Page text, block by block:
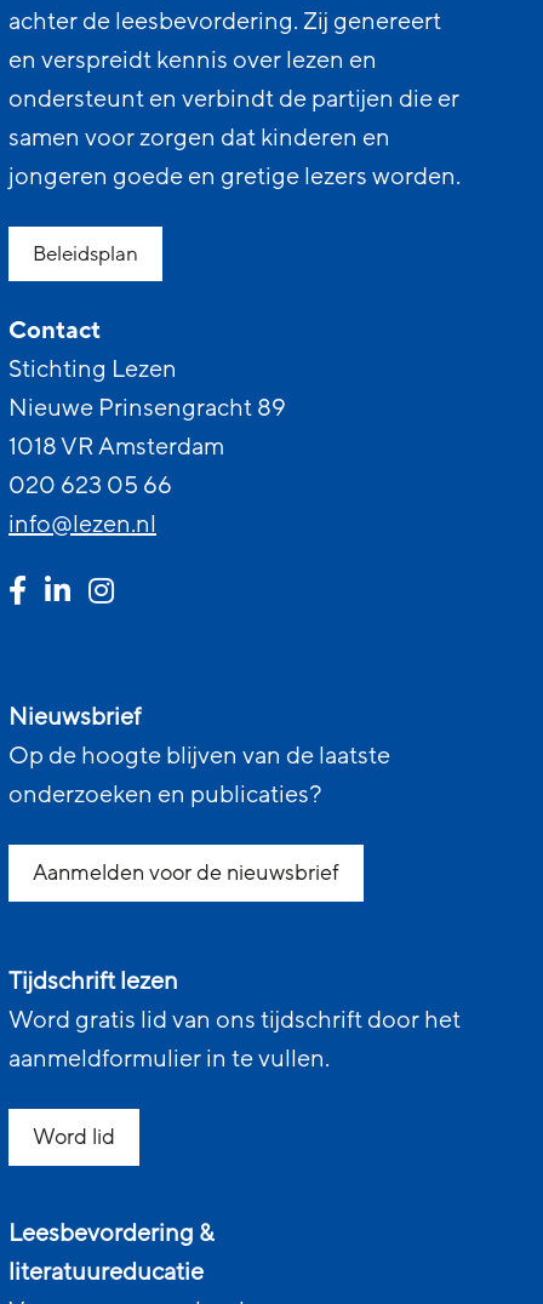
achter de leesbevordering. Zij genereert
en verspreidt kennis over lezen en
ondersteunt en verbindt de partijen die er
samen voor zorgen dat kinderen en
jongeren goede en gretige lezers worden.
Beleidsplan
Contact
Stichting Lezen
Nieuwe Prinsengracht 89
1018 VR Amsterdam
020 623 05 66
info@lezen.nl
Nieuwsbrief
Op de hoogte blijven van de laatste
onderzoeken en publicaties?
Aanmelden voor de nieuwsbrief
Tijdschrift lezen
Word gratis lid van ons tijdschrift door het
aanmeldformulier in te vullen.
Word lid
Leesbevordering &
literatuureducatie